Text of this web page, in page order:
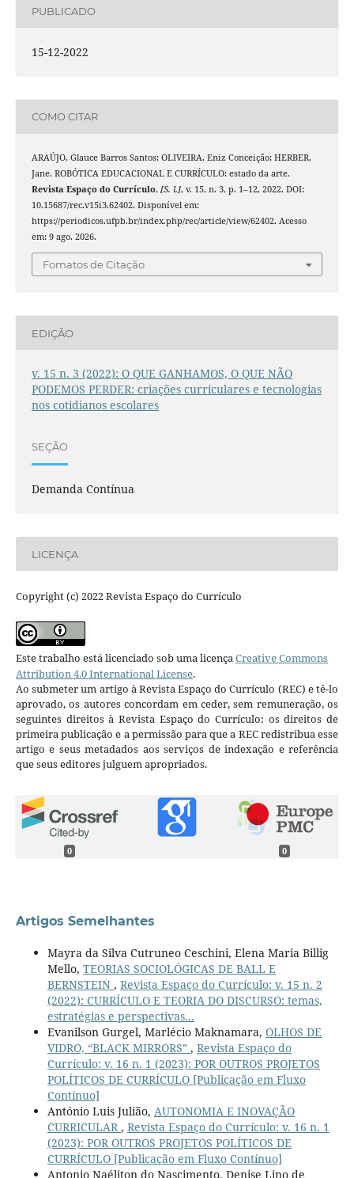
PUBLICADO
15-12-2022
COMO CITAR
ARAÚJO, Glauce Barros Santos; OLIVEIRA, Eniz Conceição; HERBER,
Jane. ROBÓTICA EDUCACIONAL E CURRÍCULO: estado da arte.
Revista Espaço do Currículo, [S. l.], v. 15, n. 3, p. 1–12, 2022. DOI:
10.15687/rec.v15i3.62402. Disponível em:
https://periodicos.ufpb.br/index.php/rec/article/view/62402. Acesso
em: 9 ago. 2026.
Fomatos de Citação
EDIÇÃO
v. 15 n. 3 (2022): O QUE GANHAMOS, O QUE NÃO
PODEMOS PERDER: criações curriculares e tecnologias
nos cotidianos escolares
SEÇÃO
Demanda Contínua
LICENÇA
Copyright (c) 2022 Revista Espaço do Currículo
Este trabalho está licenciado sob uma licençaCreative Commons
Attribution 4.0 International License.
Ao submeter um artigo à Revista Espaço do Currículo (REC) e tê-lo
aprovado, os autores concordam em ceder, sem remuneração, os
seguintes direitos à Revista Espaço do Currículo: os direitos de
primeira publicação e a permissão para que a REC redistribua esse
artigo e seus metadados aos serviços de indexação e referência
que seus editores julguem apropriados.
0 0
Artigos Semelhantes
Mayra da Silva Cutruneo Ceschini, Elena Maria Billig
Mello, TEORIAS SOCIOLÓGICAS DE BALL E
BERNSTEIN , Revista Espaço do Currículo: v. 15 n. 2
(2022): CURRÍCULO E TEORIA DO DISCURSO: temas,
estratégias e perspectivas...
Evanilson Gurgel, Marlécio Maknamara, OLHOS DE
VIDRO, “BLACK MIRRORS” , Revista Espaço do
Currículo: v. 16 n. 1 (2023): POR OUTROS PROJETOS
POLÍTICOS DE CURRÍCULO [Publicação em Fluxo
Contínuo]
António Luis Julião, AUTONOMIA E INOVAÇÃO
CURRICULAR, Revista Espaço do Currículo: v. 16 n. 1
(2023): POR OUTROS PROJETOS POLÍTICOS DE
CURRÍCULO [Publicação em Fluxo Contínuo]
Antonio Naéliton do Nascimento, Denise Lino de